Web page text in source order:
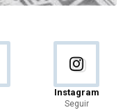
Instagram
Seguir